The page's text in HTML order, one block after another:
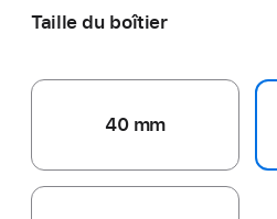
Taille du boîtier
40 mm